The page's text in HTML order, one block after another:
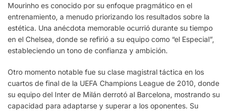
Mourinho es conocido por su enfoque pragmático en el
entrenamiento, a menudo priorizando los resultados sobre la
estética. Una anécdota memorable ocurrió durante su tiempo
en el Chelsea, donde se refirió a su equipo como “el Especial”,
estableciendo un tono de confianza y ambición.
Otro momento notable fue su clase magistral táctica en los
cuartos de final de la UEFA Champions League de 2010, donde
su equipo del Inter de Milán derrotó al Barcelona, mostrando su
capacidad para adaptarse y superar a los oponentes. Su